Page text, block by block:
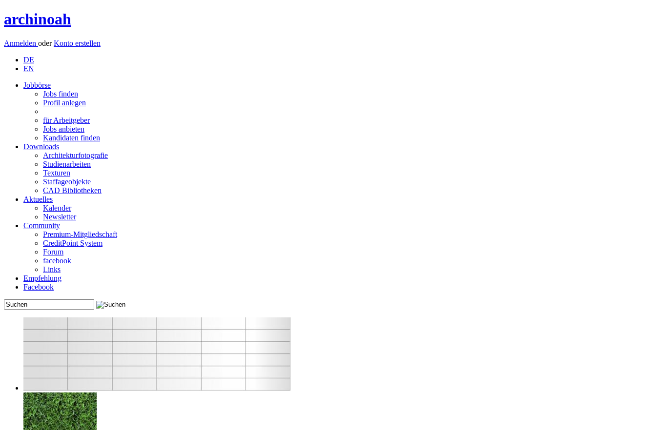
archinoah
Anmelden oderKonto erstellen
DE
EN
Jobbörse
Jobs finden
Profil anlegen
für Arbeitgeber
Jobs anbieten
Kandidaten finden
Downloads
Architekturfotografie
Studienarbeiten
Texturen
Staffageobjekte
CAD Bibliotheken
Aktuelles
Kalender
Newsletter
Community
Premium-Mitgliedschaft
CreditPoint System
Forum
facebook
Links
Empfehlung
Facebook